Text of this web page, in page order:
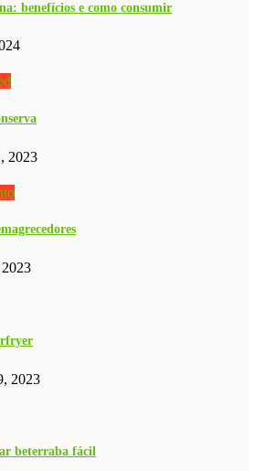
benefícios e como consumir
2023
2023
beterraba fácil